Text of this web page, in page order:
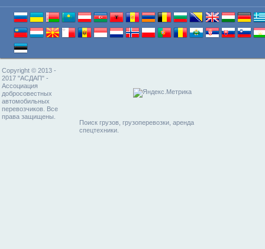
Copyright © 2013 -
2017 "АСДАП" -
Ассоциация
добросовестных
автомобильных
перевозчиков. Все
права защищены.
Поиск грузов, грузоперевозки, аренда
спецтехники.